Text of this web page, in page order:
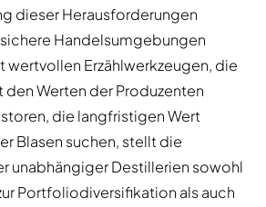
dieser Herausforderungen
Handelsumgebungen
Erzählwerkzeugen, die
Werten der Produzenten
die langfristigen Wert
Blasen suchen, stellt die
unabhängiger Destillerien sowohl
Portfoliodiversifikation als auch